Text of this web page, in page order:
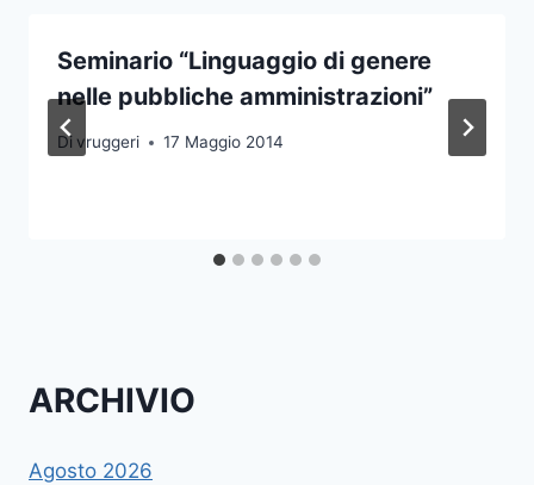
Seminario “Linguaggio di genere
nelle pubbliche amministrazioni”
Di vruggeri 17 Maggio 2014
ARCHIVIO
Agosto 2026